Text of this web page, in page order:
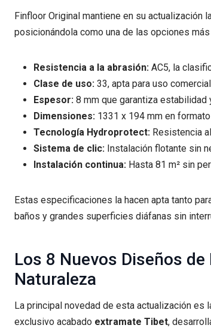
Finfloor Original mantiene en su
posicionándola como una de las opciones
Resistencia a la abrasión: AC5, la
Clase de uso: 33, apta para uso
Espesor: 8 mm que garantiza estabilidad
Dimensiones: 1331 x 194 mm en
Tecnología Hydroprotect: Resistencia
Sistema de clic: Instalación flotante sin
Instalación continua: Hasta 81 m² sin
Estas especificaciones la hacen apta tanto
baños y grandes superficies diáfanas sin
Los 8 Nuevos Diseños
Naturaleza
La principal novedad de esta actualización es
exclusivo acabado extramate Tibet,